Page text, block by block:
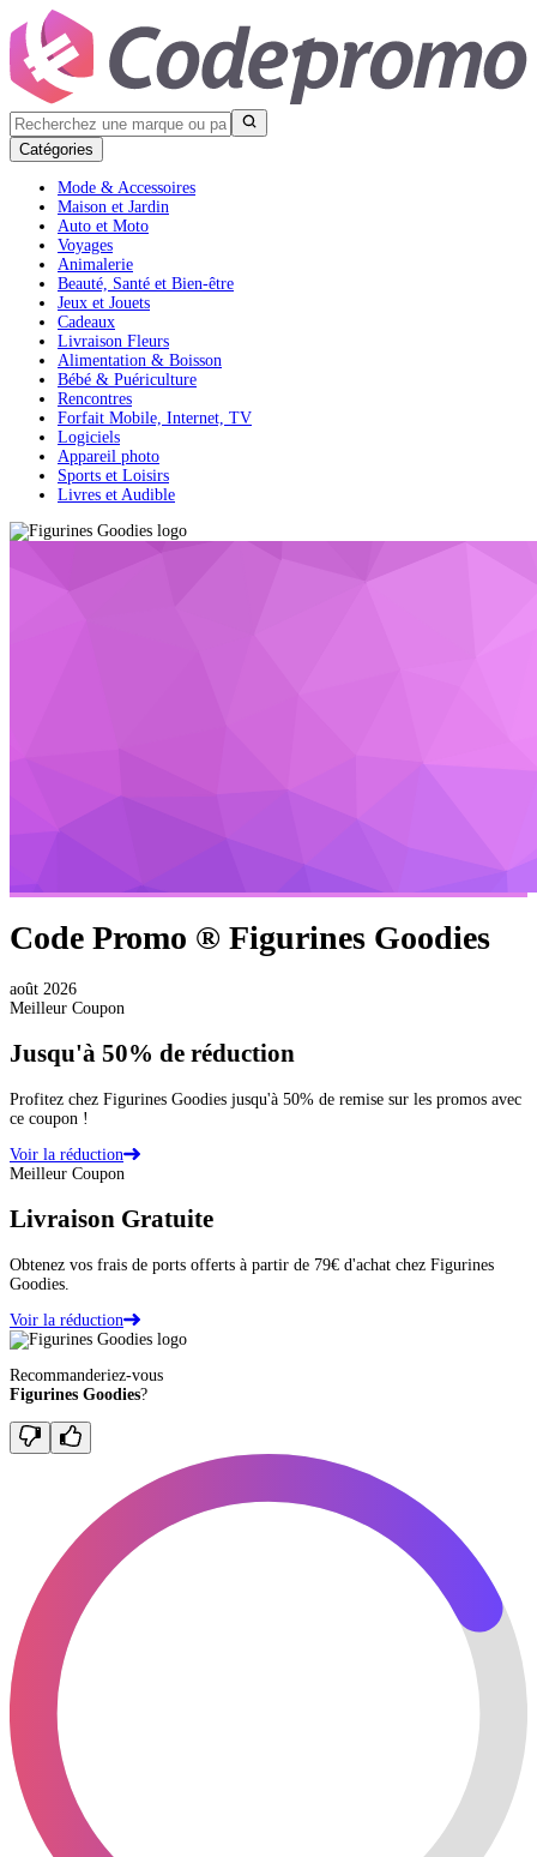
Catégories
Mode & Accessoires
Maison et Jardin
Auto et Moto
Voyages
Animalerie
Beauté, Santé et Bien-être
Jeux et Jouets
Cadeaux
Livraison Fleurs
Alimentation & Boisson
Bébé & Puériculture
Rencontres
Forfait Mobile, Internet, TV
Logiciels
Appareil photo
Sports et Loisirs
Livres et Audible
Code Promo ® Figurines Goodies
août 2026
Meilleur Coupon
Jusqu'à 50% de réduction
Profitez chez Figurines Goodies jusqu'à 50% de remise sur les promos avec
ce coupon !
Voir la réduction
Meilleur Coupon
Livraison Gratuite
Obtenez vos frais de ports offerts à partir de 79€ d'achat chez Figurines
Goodies.
Voir la réduction
Recommanderiez-vous
Figurines Goodies?